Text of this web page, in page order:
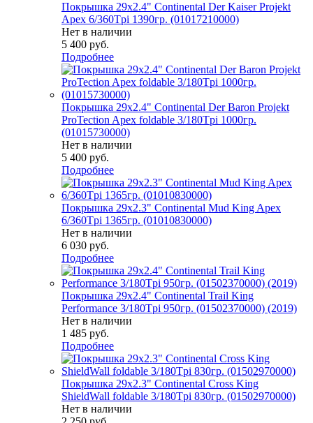
Покрышка 29x2.4" Continental Der Kaiser Projekt
Apex 6/360Tpi 1390гр. (01017210000)
Нет в наличии
5 400 руб.
Подробнее
Покрышка 29x2.4" Continental Der Baron Projekt
ProTection Apex foldable 3/180Tpi 1000гр.
(01015730000)
Нет в наличии
5 400 руб.
Подробнее
Покрышка 29x2.3" Continental Mud King Apex
6/360Tpi 1365гр. (01010830000)
Нет в наличии
6 030 руб.
Подробнее
Покрышка 29x2.4" Continental Trail King
Performance 3/180Tpi 950гр. (01502370000) (2019)
Нет в наличии
1 485 руб.
Подробнее
Покрышка 29x2.3" Continental Cross King
ShieldWall foldable 3/180Tpi 830гр. (01502970000)
Нет в наличии